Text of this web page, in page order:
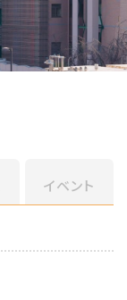
イベント